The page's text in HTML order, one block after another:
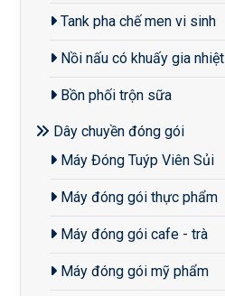
Tank pha chế men vi sinh
Nồi nấu có khuấy gia nhiệt
Bồn phối trộn sữa
Dây chuyền đóng gói
Máy Đóng Tuýp Viên Sủi
Máy đóng gói thực phẩm
Máy đóng gói cafe - trà
Máy đóng gói mỹ phẩm